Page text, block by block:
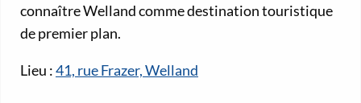
connaître Welland comme destination touristique
de premier plan.
Lieu :41, rue Frazer, Welland